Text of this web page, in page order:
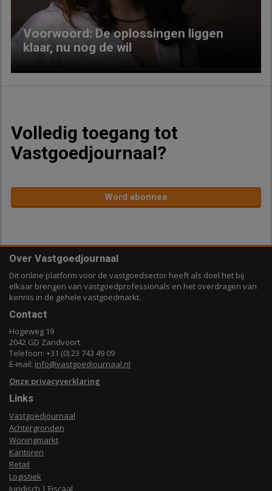
Voorwoord: De oplossingen liggen
klaar, nu nog de wil
Volledig toegang tot
Vastgoedjournaal?
Word abonnee
Over Vastgoedjournaal
Dit online platform voor de vastgoedsector heeft als doel het bij
elkaar brengen van vastgoedprofessionals en het overdragen van
kennis in de gehele vastgoedmarkt.
Contact
Hogeweg 19
2042 GD Zandvoort
Telefoon: +31 (0) 23 743 49 09
E-mail: info@vastgoedjournaal.nl
Onze privacyverklaring
Links
Vastgoedjournaal
Achtergronden
Woningmarkt
Kantoren
Retail
Logistiek